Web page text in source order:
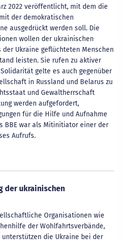
2022 veröffentlicht, mit dem die
der demokratischen
ausgedrückt werden soll. Die
wollen der ukrainischen
Ukraine geflüchteten Menschen
leisten. Sie rufen zu aktiver
gelte es auch gegenüber
in Russland und Belarus zu
und Gewaltherrschaft
werden aufgefordert,
für die Hilfe und Aufnahme
BBE war als Mitinitiator einer der
Aufrufs.
der ukrainischen
Organisationen wie
der Wohlfahrtsverbände,
die Ukraine bei der